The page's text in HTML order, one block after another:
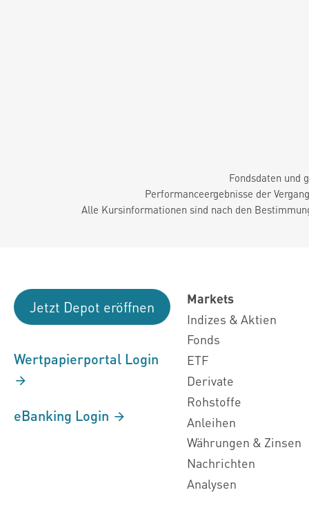
Fondsdaten und
Performanceergebnisse der
Alle Kursinformationen sind nach den
Jetzt Depot eröffnen
Wertpapierportal Login
eBanking Login
Markets
Indizes & Aktien
Fonds
ETF
Derivate
Rohstoffe
Anleihen
Währungen & Zinsen
Nachrichten
Analysen